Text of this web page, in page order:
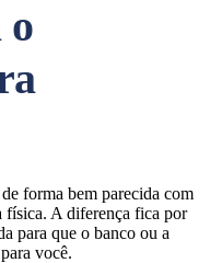
o
forma bem parecida com
física. A diferença fica por
para que o banco ou a
você.